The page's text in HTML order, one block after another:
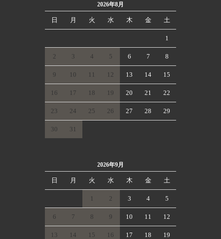
2026年8月
日 月 火 水 木 金 土
1
2 3 4 5 6 7 8
9 10 11 12 13 14 15
16 17 18 19 20 21 22
23 24 25 26 27 28 29
30 31
2026年9月
日 月 火 水 木 金 土
1 2 3 4 5
6 7 8 9 10 11 12
13 14 15 16 17 18 19